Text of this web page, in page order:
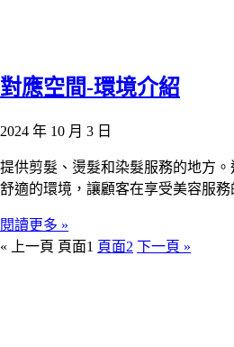
對應空間-環境介紹
2024 年 10 月 3 日
提供剪髮、燙髮和染髮服務的地方
舒適的環境，讓顧客在享受美容服務
閱讀更多 »
« 上一頁 頁面1 頁面2 下一頁 »